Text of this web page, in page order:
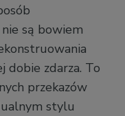
są bowiem
dobie zdarza. To
przekazów
stylu